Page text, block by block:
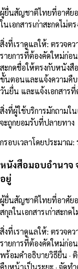
ผู้ยื่นสัญชาติไทยที่อาศัยอ
ในเอกสารเก่าสะกดไม่
สิ่งที่เราดูแลให้: ตรวจค
รายการที่ต้องคัดใหม่ก่อ
สะกดชื่อให้ตรงกับหนังสื
ขั้นตอนและแจ้งความคื
วันยื่น และแจ้งเอกสาร
สิ่งที่ผู้ใช้บริการมักถามใ
จะถูกยอมรับที่ปลายทาง
กรอบเวลาโดยประมาณ:
หนังสือมอบอำนาจ
อยู่
ผู้ยื่นสัญชาติไทยที่อาศัยอ
สกุลในเอกสารเก่าสะก
สิ่งที่เราดูแลให้: ตรวจค
รายการที่ต้องคัดใหม่ก่อ
พร้อมคำอธิบายวิธียื่น ·
คืบหน้าเป็นระยะ · จัดท